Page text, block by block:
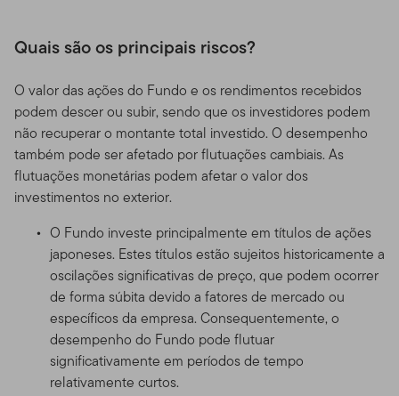
Quais são os principais riscos?
O valor das ações do Fundo e os rendimentos recebidos
podem descer ou subir, sendo que os investidores podem
não recuperar o montante total investido. O desempenho
também pode ser afetado por flutuações cambiais. As
flutuações monetárias podem afetar o valor dos
investimentos no exterior.
O Fundo investe principalmente em títulos de ações
japoneses. Estes títulos estão sujeitos historicamente a
oscilações significativas de preço, que podem ocorrer
de forma súbita devido a fatores de mercado ou
específicos da empresa. Consequentemente, o
desempenho do Fundo pode flutuar
significativamente em períodos de tempo
relativamente curtos.